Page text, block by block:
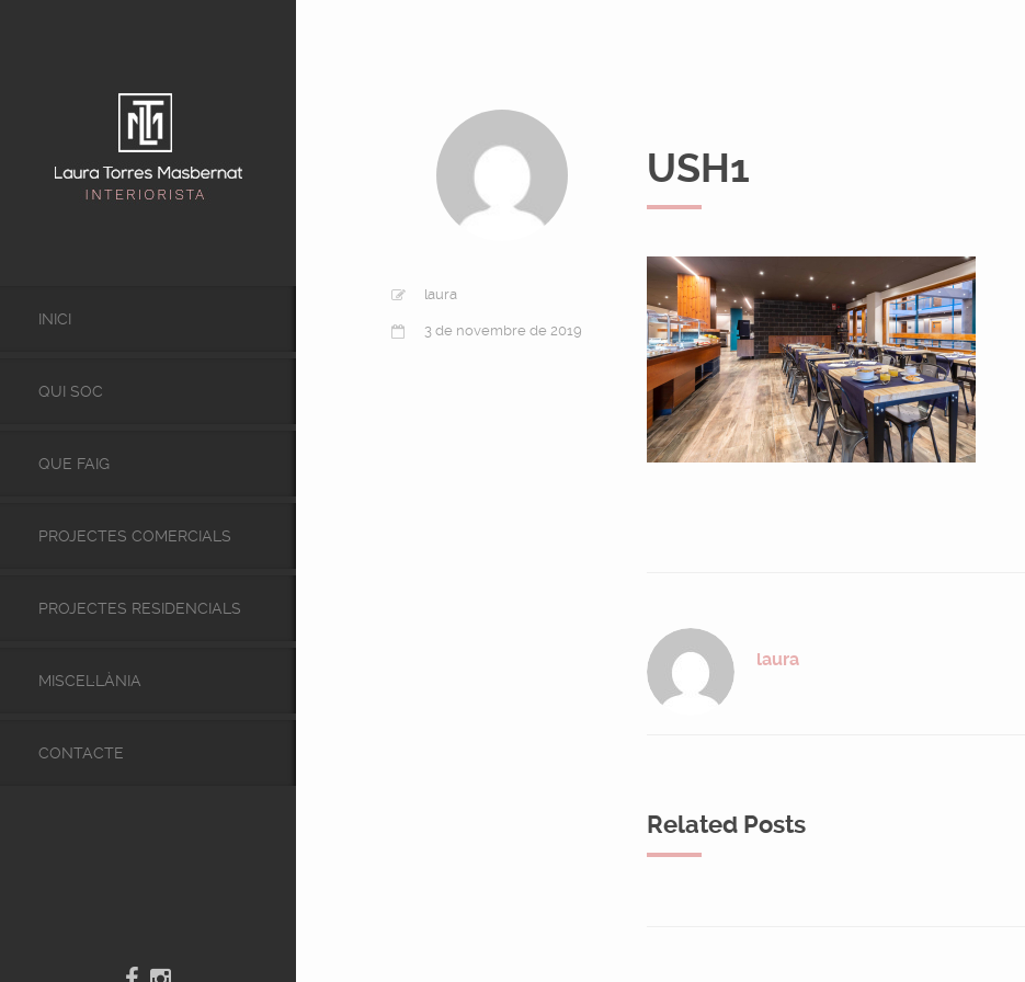
INICI
QUI SOC
QUE FAIG
PROJECTES COMERCIALS
PROJECTES RESIDENCIALS
MISCEL·LÀNIA
CONTACTE
laura
3 de novembre de 2019
USH1
laura
Related Posts